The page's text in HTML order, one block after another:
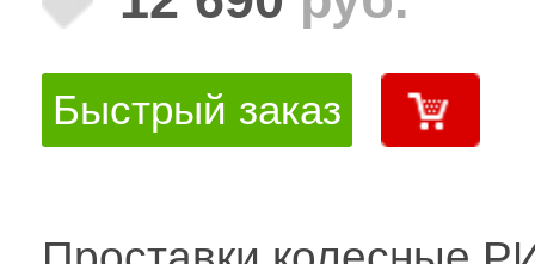
Быстрый заказ